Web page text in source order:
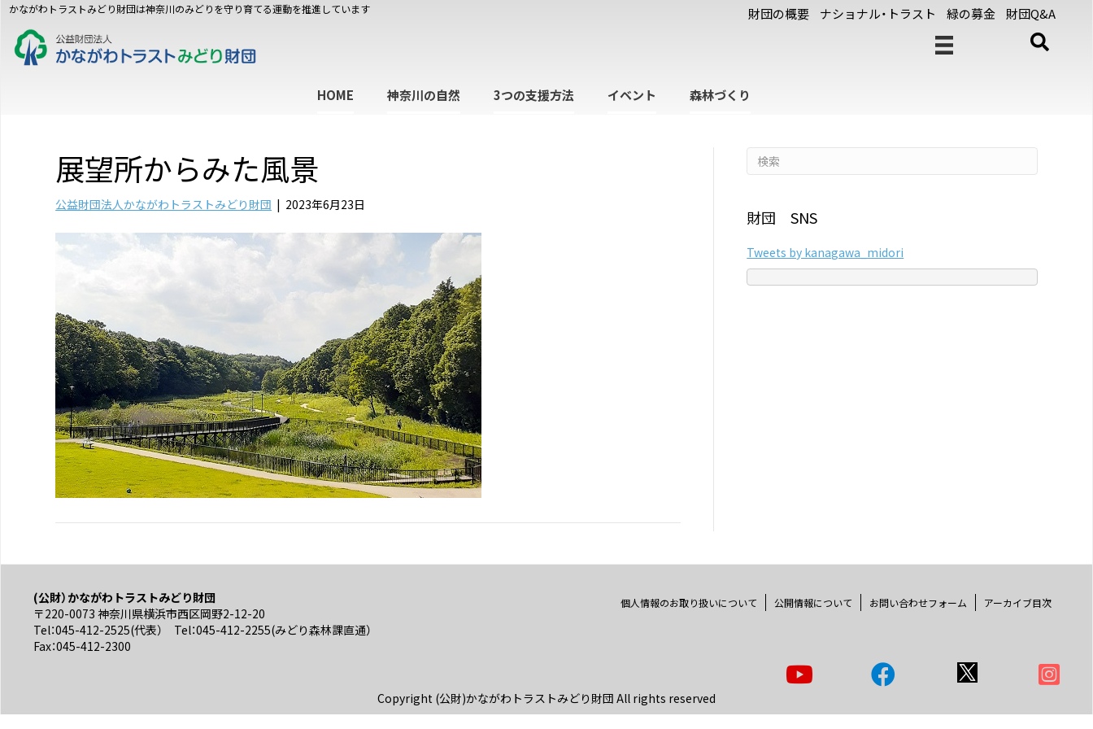
かながわトラストみどり財団は神奈川のみどりを守り育てる運動を推進しています 財団の概要 ナショナル・トラスト 緑の募金 財団Q&A
HOME 神奈川の自然 3つの支援方法 イベント 森林づくり
展望所からみた風景
公益財団法人かながわトラストみどり財団 | 2023年6月23日
財団 SNS
Tweets by kanagawa_midori
(公財）かながわトラストみどり財団
〒220-0073 神奈川県横浜市西区岡野2-12-20
Tel：045-412-2525(代表） Tel：045-412-2255(みどり森林課直通）
Fax：045-412-2300
個人情報のお取り扱いについて 公開情報について お問い合わせフォーム アーカイブ目次
Copyright (公財)かながわトラストみどり財団 All rights reserved